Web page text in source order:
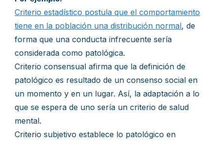
Criterio estadístico postula que el comportamiento
tiene en la población una distribución normal, de
forma que una conducta infrecuente sería
considerada como patológica.
Criterio consensual afirma que la definición de
patológico es resultado de un consenso social en
un momento y en un lugar. Así, la adaptación a lo
que se espera de uno sería un criterio de salud
mental.
Criterio subjetivo establece lo patológico en